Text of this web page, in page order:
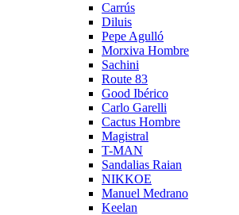
Carrús
Diluis
Pepe Agulló
Morxiva Hombre
Sachini
Route 83
Good Ibérico
Carlo Garelli
Cactus Hombre
Magistral
T-MAN
Sandalias Raian
NIKKOE
Manuel Medrano
Keelan